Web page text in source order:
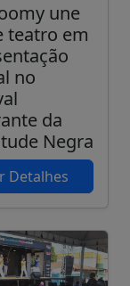
une
teatro em
no
da
Negra
Detalhes